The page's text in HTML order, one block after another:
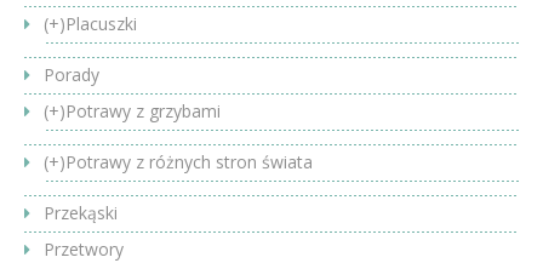
(+)Placuszki
Porady
(+)Potrawy z grzybami
(+)Potrawy z różnych stron świata
Przekąski
Przetwory